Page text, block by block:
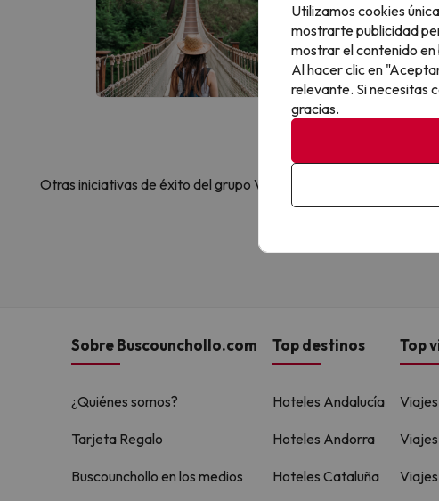
Al suscribirte,
Otras iniciativas de éxito del grupo Viajes Para Ti S.L.U. son
Sobre Buscounchollo.com
¿Quiénes somos?
Tarjeta Regalo
Buscounchollo en los medios
Top destinos
Hoteles Andalucía
Hoteles Andorra
Hoteles Cataluña
Top
Utilizamos cookies
mostrarte publicidad
mostrar el contenido
Al hacer clic en
relevante. Si necesitas
gracias.